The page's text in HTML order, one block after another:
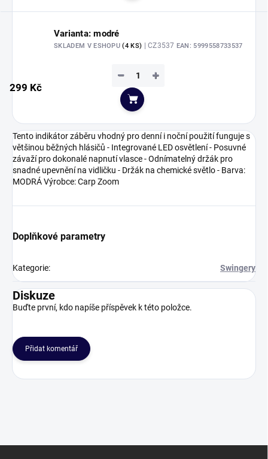
Varianta: modré
SKLADEM V ESHOPU(4 KS) | CZ3537 EAN: 5999558733537
299 Kč
+
−
Do košíku
Tento indikátor záběru vhodný pro denní i noční použití funguje s
většinou běžných hlásičů - Integrované LED osvětlení - Posuvné
závaží pro dokonalé napnutí vlasce - Odnímatelný držák pro
snadné upevnění na vidličku - Držák na chemické světlo - Barva:
MODRÁ Výrobce: Carp Zoom
Doplňkové parametry
Kategorie: Swingery
Diskuze
Buďte první, kdo napíše příspěvek k této položce.
Přidat komentář